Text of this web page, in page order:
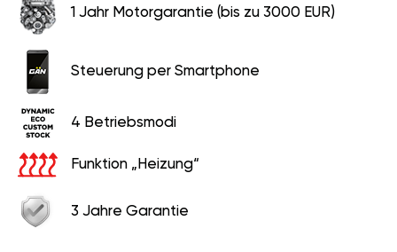
1 Jahr Motorgarantie (bis zu 3000 EUR)
Steuerung per Smartphone
4 Betriebsmodi
Funktion „Heizung“
3 Jahre Garantie